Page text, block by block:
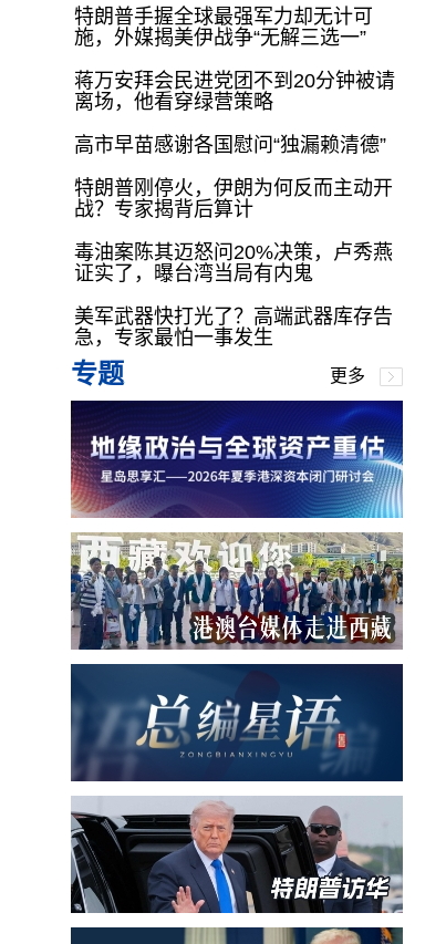
特朗普手握全球最强军力却无计可
施，外媒揭美伊战争“无解三选一”
蒋万安拜会民进党团不到20分钟被请
离场，他看穿绿营策略
高市早苗感谢各国慰问“独漏赖清德”
特朗普刚停火，伊朗为何反而主动开
战？专家揭背后算计
毒油案陈其迈怒问20%决策，卢秀燕
证实了，曝台湾当局有内鬼
美军武器快打光了？高端武器库存告
急，专家最怕一事发生
专题 更多